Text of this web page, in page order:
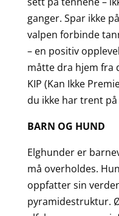
ganger. Spar ikke
valpen forbinde
– en positiv
måtte dra hjem fra
KIP (Kan Ikke
du ikke har trent
BARN OG HUND
Elghunder er
må overholdes.
oppfatter sin
pyramidestruktur.